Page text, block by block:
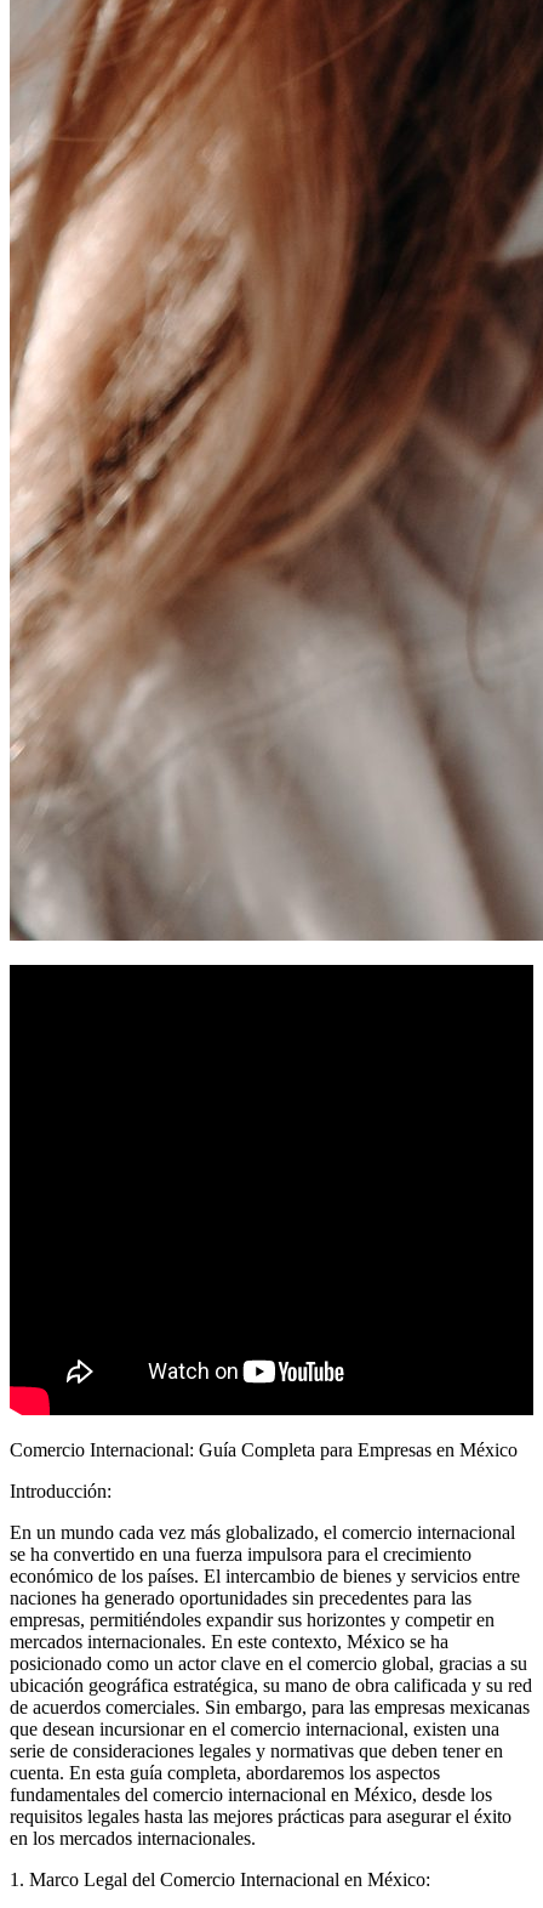
Comercio Internacional: Guía Completa para Empresas en México
Introducción:
En un mundo cada vez más globalizado, el comercio internacional
se ha convertido en una fuerza impulsora para el crecimiento
económico de los países. El intercambio de bienes y servicios entre
naciones ha generado oportunidades sin precedentes para las
empresas, permitiéndoles expandir sus horizontes y competir en
mercados internacionales. En este contexto, México se ha
posicionado como un actor clave en el comercio global, gracias a su
ubicación geográfica estratégica, su mano de obra calificada y su red
de acuerdos comerciales. Sin embargo, para las empresas mexicanas
que desean incursionar en el comercio internacional, existen una
serie de consideraciones legales y normativas que deben tener en
cuenta. En esta guía completa, abordaremos los aspectos
fundamentales del comercio internacional en México, desde los
requisitos legales hasta las mejores prácticas para asegurar el éxito
en los mercados internacionales.
1. Marco Legal del Comercio Internacional en México: